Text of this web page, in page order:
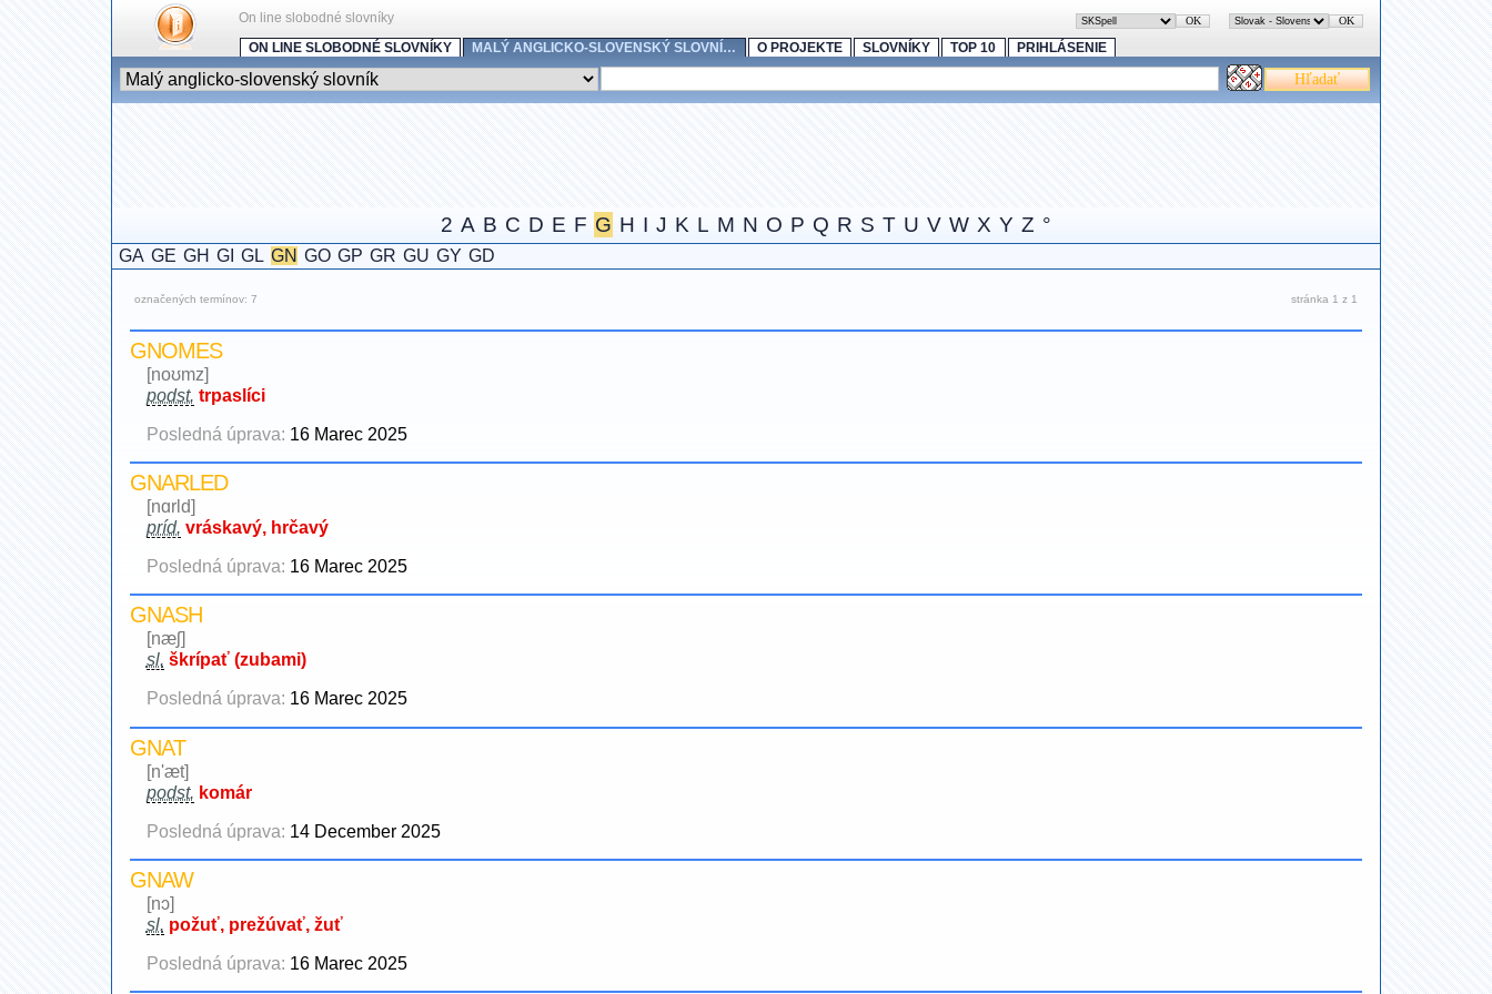
On line slobodné slovníky
ON LINE SLOBODNÉ SLOVNÍKY
MALÝ ANGLICKO-SLOVENSKÝ SLOVNÍ… O PROJEKTE SLOVNÍKY TOP 10 PRIHLÁSENIE
2 A B C D E F G H I J K L M N O P Q R S T U V W X Y Z °
GA GE GH GI GL GN GO GP GR GU GY GD
označených termínov: 7 stránka 1 z 1
GNOMES
[noʊmz]
podst. trpaslíci
Posledná úprava: 16 Marec 2025
GNARLED
[nɑrld]
príd. vráskavý, hrčavý
Posledná úprava: 16 Marec 2025
GNASH
[næʃ]
sl. škrípať (zubami)
Posledná úprava: 16 Marec 2025
GNAT
[n'æt]
podst. komár
Posledná úprava: 14 December 2025
GNAW
[nɔ]
sl. požuť, prežúvať, žuť
Posledná úprava: 16 Marec 2025